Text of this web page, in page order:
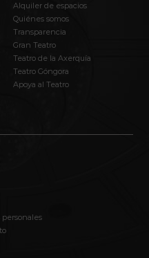
Alquiler de espacios
Quiénes somos
Transparencia
Gran Teatro
Teatro de la Axerquía
Teatro Góngora
Apoya al Teatro